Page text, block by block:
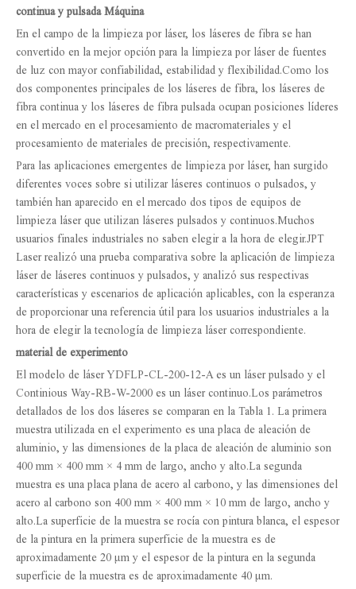
continua y pulsada Máquina
En el campo de la limpieza por láser, los láseres de fibra se han
convertido en la mejor opción para la limpieza por láser de fuentes
de luz con mayor confiabilidad, estabilidad y flexibilidad.Como los
dos componentes principales de los láseres de fibra, los láseres de
fibra continua y los láseres de fibra pulsada ocupan posiciones líderes
en el mercado en el procesamiento de macromateriales y el
procesamiento de materiales de precisión, respectivamente.
Para las aplicaciones emergentes de limpieza por láser, han surgido
diferentes voces sobre si utilizar láseres continuos o pulsados, y
también han aparecido en el mercado dos tipos de equipos de
limpieza láser que utilizan láseres pulsados ​​y continuos.Muchos
usuarios finales industriales no saben elegir a la hora de elegir.JPT
Laser realizó una prueba comparativa sobre la aplicación de limpieza
láser de láseres continuos y pulsados, y analizó sus respectivas
características y escenarios de aplicación aplicables, con la esperanza
de proporcionar una referencia útil para los usuarios industriales a la
hora de elegir la tecnología de limpieza láser correspondiente.
material de experimento
El modelo de láser YDFLP-CL-200-12-A es un láser pulsado y el
Continious Way-RB-W-2000 es un láser continuo.Los parámetros
detallados de los dos láseres se comparan en la Tabla 1. La primera
muestra utilizada en el experimento es una placa de aleación de
aluminio, y las dimensiones de la placa de aleación de aluminio son
400 mm × 400 mm × 4 mm de largo, ancho y alto.La segunda
muestra es una placa plana de acero al carbono, y las dimensiones del
acero al carbono son 400 mm × 400 mm × 10 mm de largo, ancho y
alto.La superficie de la muestra se rocía con pintura blanca, el espesor
de la pintura en la primera superficie de la muestra es de
aproximadamente 20 µm y el espesor de la pintura en la segunda
superficie de la muestra es de aproximadamente 40 µm.